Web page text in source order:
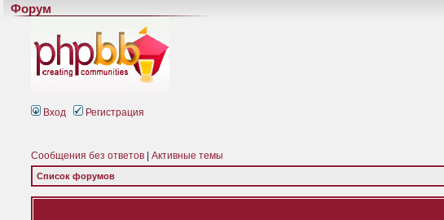
Форум
Вход Регистрация
Сообщения без ответов Активные темы
Список форумов